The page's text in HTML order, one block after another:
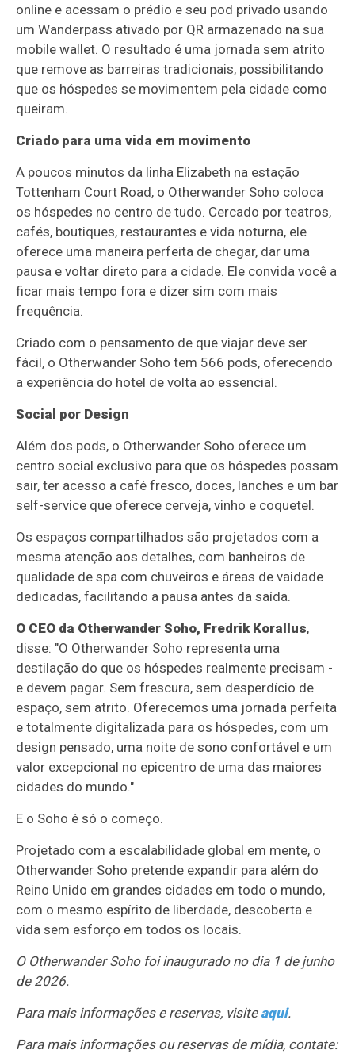
online e acessam o prédio e seu pod privado usando
um Wanderpass ativado por QR armazenado na sua
mobile wallet. O resultado é uma jornada sem atrito
que remove as barreiras tradicionais, possibilitando
que os hóspedes se movimentem pela cidade como
queiram.
Criado para uma vida em movimento
A poucos minutos da linha Elizabeth na estação
Tottenham Court Road, o Otherwander Soho coloca
os hóspedes no centro de tudo. Cercado por teatros,
cafés, boutiques, restaurantes e vida noturna, ele
oferece uma maneira perfeita de chegar, dar uma
pausa e voltar direto para a cidade. Ele convida você a
ficar mais tempo fora e dizer sim com mais
frequência.
Criado com o pensamento de que viajar deve ser
fácil, o Otherwander Soho tem 566 pods, oferecendo
a experiência do hotel de volta ao essencial.
Social por Design
Além dos pods, o Otherwander Soho oferece um
centro social exclusivo para que os hóspedes possam
sair, ter acesso a café fresco, doces, lanches e um bar
self-service que oferece cerveja, vinho e coquetel.
Os espaços compartilhados são projetados com a
mesma atenção aos detalhes, com banheiros de
qualidade de spa com chuveiros e áreas de vaidade
dedicadas, facilitando a pausa antes da saída.
O CEO da Otherwander Soho, Fredrik Korallus,
disse: "O Otherwander Soho representa uma
destilação do que os hóspedes realmente precisam -
e devem pagar. Sem frescura, sem desperdício de
espaço, sem atrito. Oferecemos uma jornada perfeita
e totalmente digitalizada para os hóspedes, com um
design pensado, uma noite de sono confortável e um
valor excepcional no epicentro de uma das maiores
cidades do mundo."
E o Soho é só o começo.
Projetado com a escalabilidade global em mente, o
Otherwander Soho pretende expandir para além do
Reino Unido em grandes cidades em todo o mundo,
com o mesmo espírito de liberdade, descoberta e
vida sem esforço em todos os locais.
O Otherwander Soho foi inaugurado no dia 1 de junho
de 2026.
Para mais informações e reservas, visite aqui.
Para mais informações ou reservas de mídia, contate: